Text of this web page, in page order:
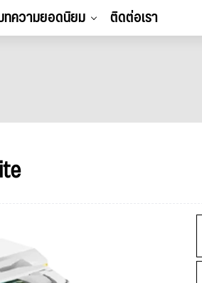
ทความยอดนิยม ติดต่อเรา